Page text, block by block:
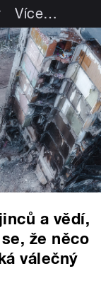
Více…
a vědí,
že něco
válečný